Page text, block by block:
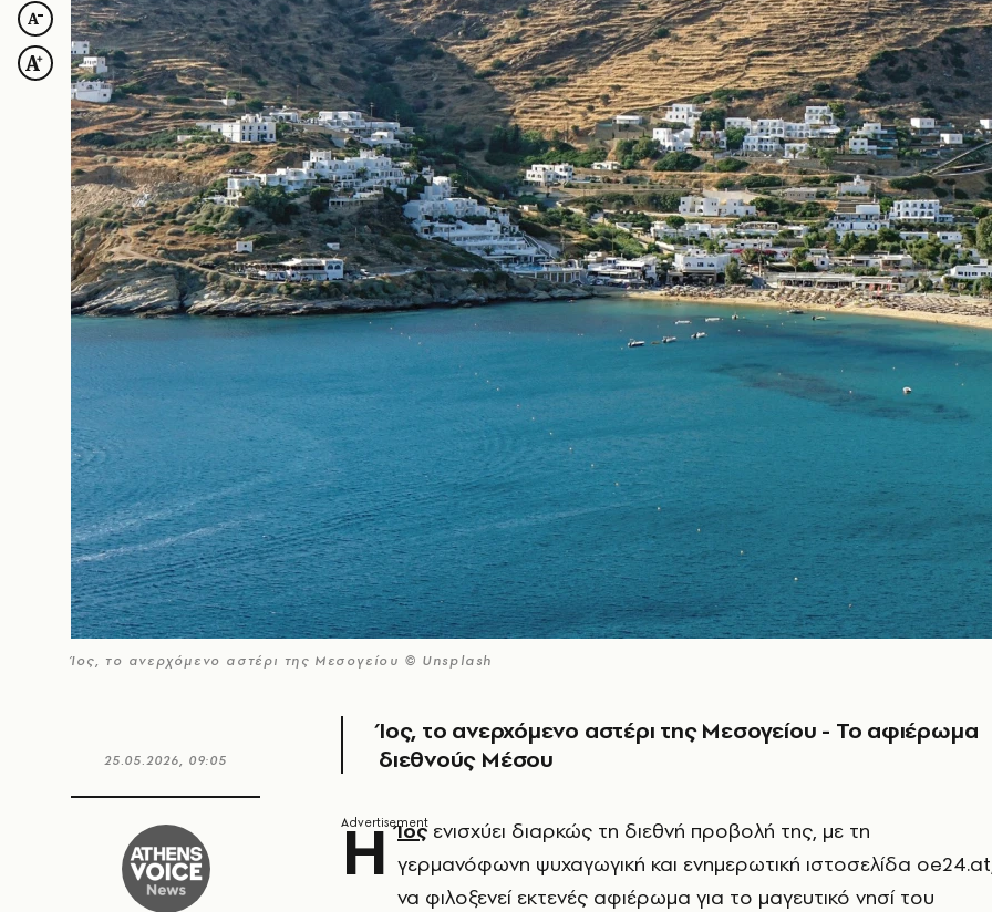
Ίος, το ανερχόμενο αστέρι της Μεσογείου © Unsplash
25.05.2026, 09:05
Ίος, το ανερχόμενο αστέρι της Μεσογείου - Το αφιέρωμα
διεθνούς Μέσου
Η Ίοςενισχύει διαρκώς τη διεθνή προβολή της, με τη
γερμανόφωνη ψυχαγωγική και ενημερωτική ιστοσελίδα
να φιλοξενεί εκτενές αφιέρωμα για το μαγευτικό νησί του